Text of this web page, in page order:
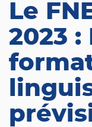
Le
2023 :